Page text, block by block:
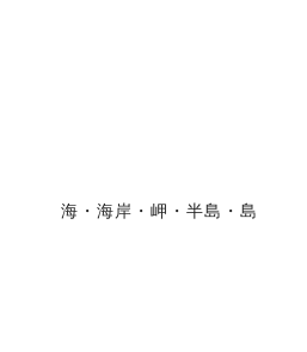
海・海岸・岬・半島・島